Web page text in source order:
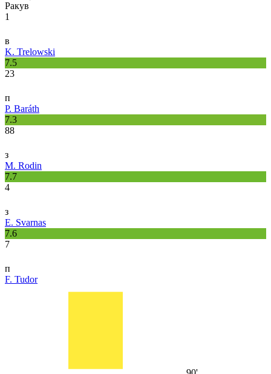
Ракув
1
в
K. Trelowski
7.5
23
п
P. Baráth
7.3
88
з
M. Rodin
7.7
4
з
E. Svarnas
7.6
7
п
F. Tudor